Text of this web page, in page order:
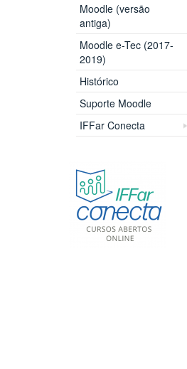
Moodle (versão
antiga)
Moodle e-Tec (2017-
2019)
Histórico
Suporte Moodle
IFFar Conecta